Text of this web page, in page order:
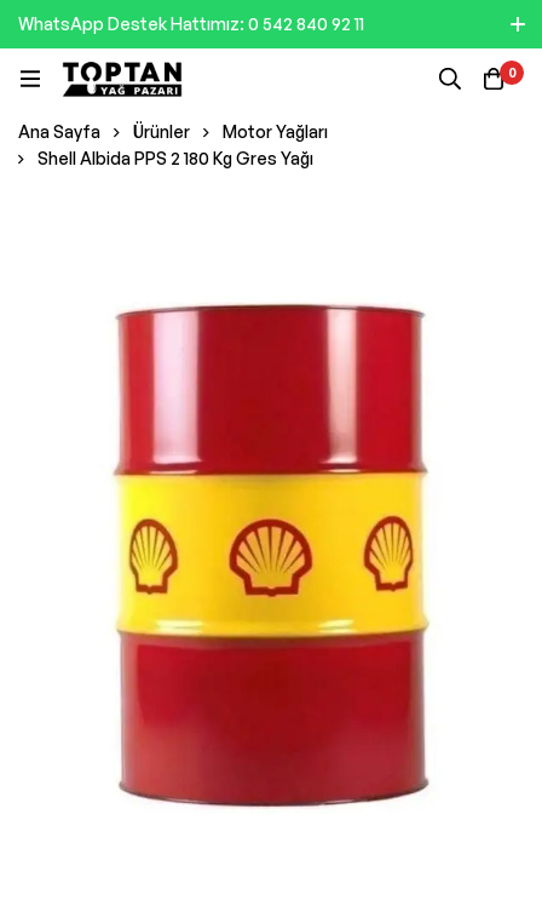
WhatsApp Destek Hattımız: 0 542 840 92 11
0
Ana Sayfa Ürünler
Motor Yağları
Shell Albida PPS 2 180 Kg Gres Yağı